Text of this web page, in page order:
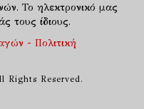
Το ηλεκτρονικό μας
τους ίδιους.
- Πολιτική
Rights Reserved.